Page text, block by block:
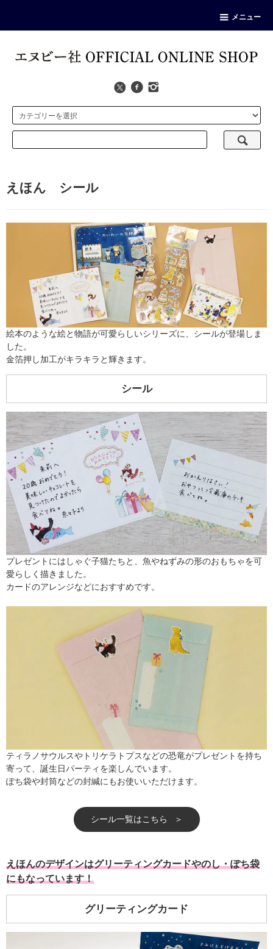
メニュー
えほん シール
絵本のような絵と物語が可愛らしいシリーズに、シールが登場しま
した。
金箔押し加工がキラキラと輝きます。
シール
プレゼントにはしゃぐ子猫たちと、魚やねずみの形のおもちゃを可
愛らしく描きました。
カードのアレンジなどにおすすめです。
ティラノサウルスやトリケラトプスなどの恐竜がプレゼントを持ち
寄って、誕生日パーティを楽しんでいます。
ぽち袋や封筒などの封緘にもお使いいただけます。
シール一覧はこちら
えほんのデザインはグリーティングカードやのし・ぽち袋
にもなっています！
グリーティングカード